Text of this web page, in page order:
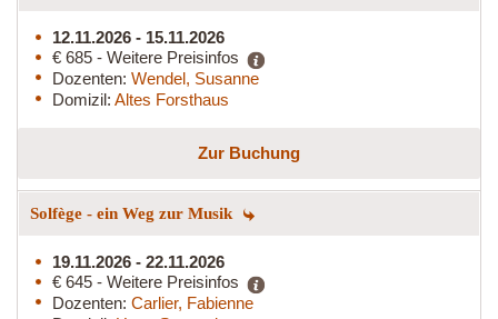
12.11.2026 - 15.11.2026
€ 685 - Weitere Preisinfos
Dozenten: Wendel, Susanne
Domizil: Altes Forsthaus
Zur Buchung
Solfège - ein Weg zur Musik
19.11.2026 - 22.11.2026
€ 645 - Weitere Preisinfos
Dozenten: Carlier, Fabienne